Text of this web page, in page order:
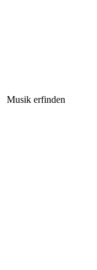
Musik erfinden